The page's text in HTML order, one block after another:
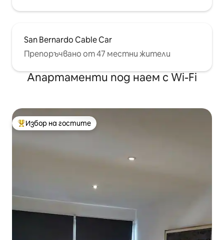
San Bernardo Cable Car
Препоръчвано от 47 местни жители
Апартаменти под наем с Wi-Fi
Най-популярен избор на гостите
Избор на гостите